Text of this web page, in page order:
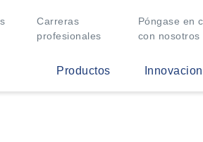
Carreras
profesionales
Póngase en
con nosotros
Productos